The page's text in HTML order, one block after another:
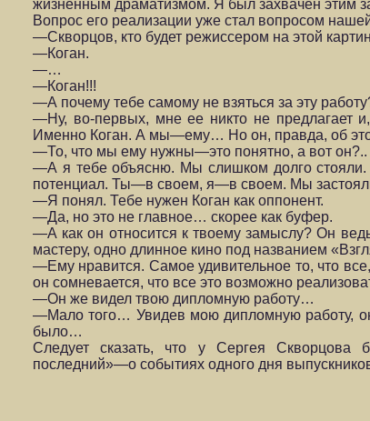
жизненным драматизмом. Я был захвачен этим
Вопрос его реализации уже стал вопросом
—Скворцов, кто будет режиссером на этой
—Коган.
—…
—Коган!!!
—А почему тебе самому не взяться за эту
—Ну, во-первых, мне ее никто не предлагает
Именно Коган. А мы—ему… Но он, правда, об
—То, что мы ему нужны—это понятно, а вот он?..
—А я тебе объясню. Мы слишком долго
потенциал. Ты—в своем, я—в своем. Мы
—Я понял. Тебе нужен Коган как оппонент.
—Да, но это не главное… скорее как буфер.
—А как он относится к твоему замыслу? Он
мастеру, одно длинное кино под названием
—Ему нравится. Самое удивительное то, что
он сомневается, что все это возможно
—Он же видел твою дипломную работу…
—Мало того… Увидев мою дипломную работу,
было…
Следует сказать, что у Сергея Скворцова
последний»—о событиях одного дня